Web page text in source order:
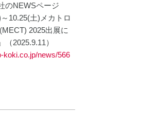
のNEWSページ
～10.25(土)メカトロ
2025出展に
2025.9.11）
koki.co.jp/news/566